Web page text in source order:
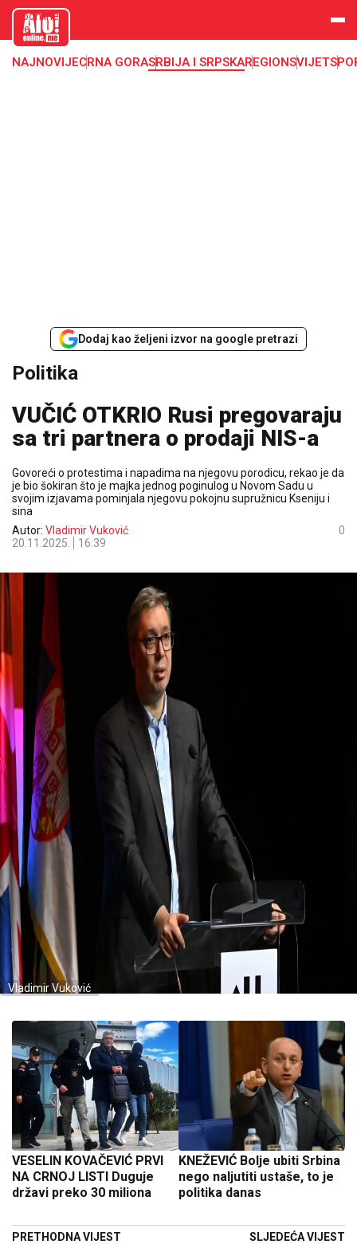
aloonline.
me
NAJNOVIJECRNA GORASRBIJA I SRPSKAREGIONSVIJET
Dodaj kao željeni izvor na google pretrazi
Politika
VUČIĆ OTKRIO Rusi pregovaraju
sa tri partnera o prodaji NIS-a
Govoreći o protestima i napadima na njegovu porodicu, rekao je da
je bio šokiran što je majka jednog poginulog u Novom Sadu u
svojim izjavama pominjala njegovu pokojnu supružnicu Kseniju i
sina
Autor: Vladimir Vuković
20.11.2025.
16:39
0
Vladimir Vuković
VESELIN KOVAČEVIĆ PRVI
NA CRNOJ LISTI Duguje
državi preko 30 miliona
PRETHODNA VIJEST
KNEŽEVIĆ Bolje ubiti Srbina
nego naljutiti ustaše, to je
politika danas
SLJEDEĆA VIJEST